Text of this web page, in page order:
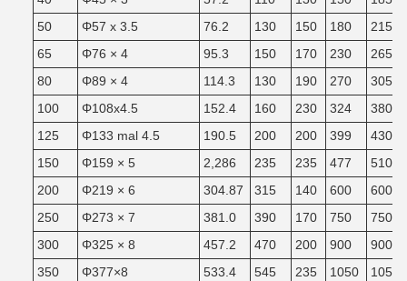
50
Φ57 x 3.5 76.2 130 150 180
215
65
Φ76 × 4 95.3 150 170 230
265
80
Φ89 × 4 114.3 130 190 270
305
100
Φ108x4.5 152.4 160 230 324
380
125
Φ133 mal 4.5 190.5 200 200 399
430
150
Φ159 × 5 2,286 235 235 477
510
200
Φ219 × 6 304.87 315 140 600
600
250
Φ273 × 7 381.0 390 170 750
750
300
Φ325 × 8 457.2 470 200 900
900
350
Φ377×8 533.4 545 235 1050
1050